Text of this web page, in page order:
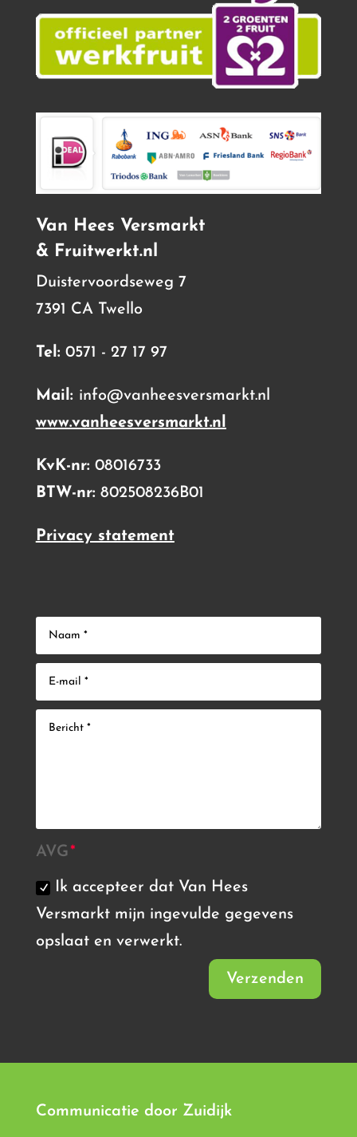
Van Hees Versmarkt
& Fruitwerkt.nl
Duistervoordseweg 7
7391 CA Twello
Tel: 0571 - 27 17 97
Mail: info@vanheesversmarkt.nl
www.vanheesversmarkt.nl
KvK-nr: 08016733
BTW-nr: 802508236B01
Privacy statement
AVG
Ik accepteer dat Van Hees
Versmarkt mijn ingevulde gegevens
opslaat en verwerkt.
Verzenden
Communicatie door Zuidijk